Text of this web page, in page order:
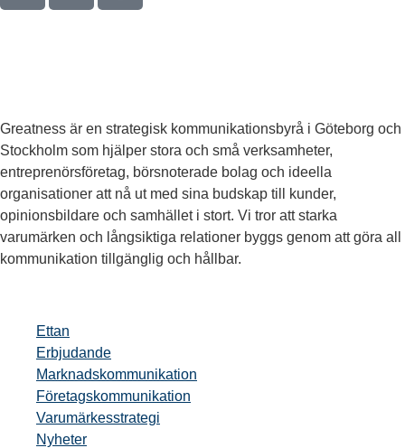
Greatness är en strategisk kommunikationsbyrå i Göteborg och
Stockholm som hjälper stora och små verksamheter,
entreprenörsföretag, börsnoterade bolag och ideella
organisationer att nå ut med sina budskap till kunder,
opinionsbildare och samhället i stort. Vi tror att starka
varumärken och långsiktiga relationer byggs genom att göra all
kommunikation tillgänglig och hållbar.
Ettan
Erbjudande
Marknadskommunikation
Företagskommunikation
Varumärkesstrategi
Nyheter